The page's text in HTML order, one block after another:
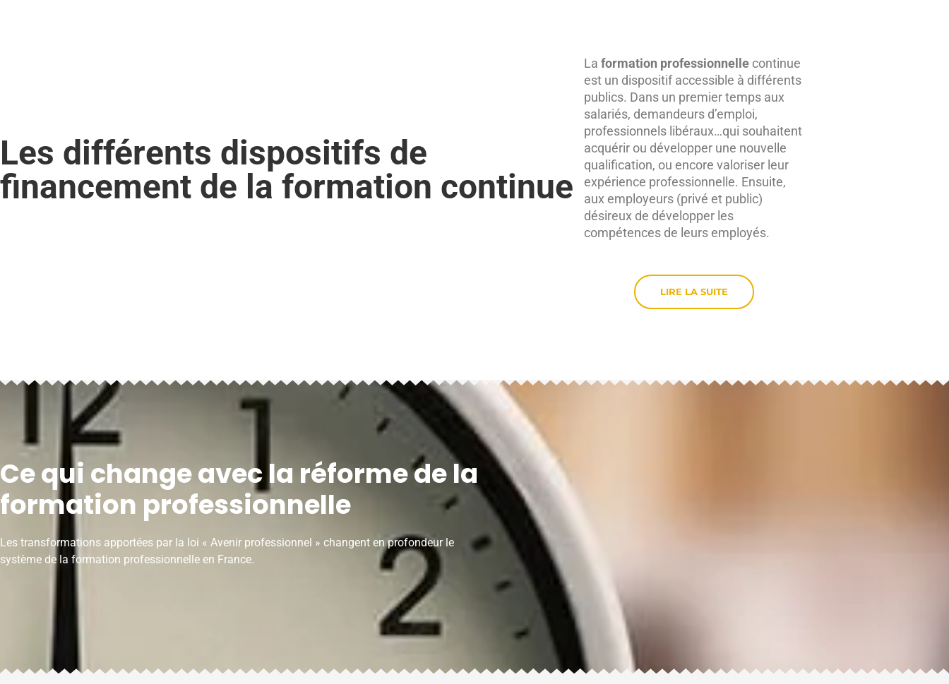
Les différents dispositifs de
financement de la formation continue
La formation professionnelle continue
est un dispositif accessible à différents
publics. Dans un premier temps aux
salariés, demandeurs d’emploi,
professionnels libéraux…qui souhaitent
acquérir ou développer une nouvelle
qualification, ou encore valoriser leur
expérience professionnelle. Ensuite,
aux employeurs (privé et public)
désireux de développer les
compétences de leurs employés.
LIRE LA SUITE
Ce qui change avec la réforme de la
formation professionnelle
Les transformations apportées par la loi « Avenir professionnel » changent en profondeur le
système de la formation professionnelle en France.